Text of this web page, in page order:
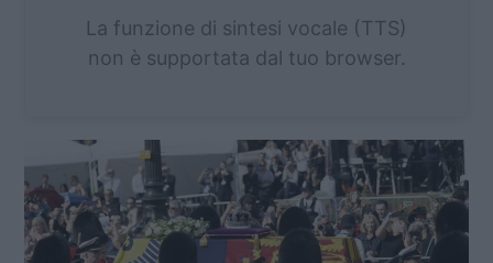
La funzione di sintesi vocale (TTS)
non è supportata dal tuo browser.